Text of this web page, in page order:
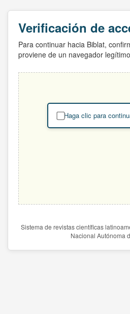
Verificación de
Para continuar hacia Biblat,
proviene de un navegador
Haga clic para
Sistema de revistas científicas
Nacional Autónoma